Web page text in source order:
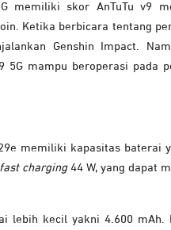
memiliki skor AnTuTu v9
Ketika berbicara tentang
Genshin Impact.
5G mampu beroperasi pada
memiliki kapasitas baterai
fast charging44 W, yang dapat
lebih kecil yakni 4.600